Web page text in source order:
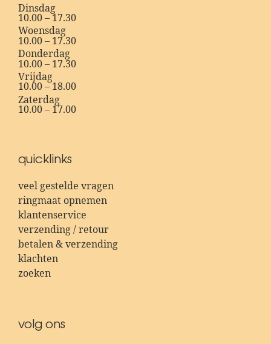
Dinsdag
10.00 – 17.30
Woensdag
10.00 – 17.30
Donderdag
10.00 – 17.30
Vrijdag
10.00 – 18.00
Zaterdag
10.00 – 17.00
quicklinks
veel gestelde vragen
ringmaat opnemen
klantenservice
verzending / retour
betalen & verzending
klachten
zoeken
volg ons